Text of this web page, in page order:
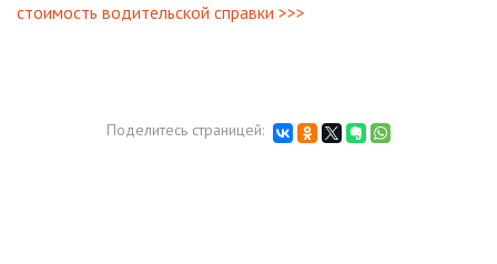
стоимость водительской справки >>>
Поделитесь страницей: